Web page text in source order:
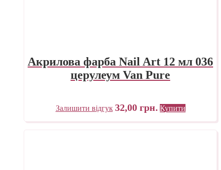
Акрилова фарба Nail Art 12 мл 036
церулеум Van Pure
Залишити відгук 32,00 грн. Купити